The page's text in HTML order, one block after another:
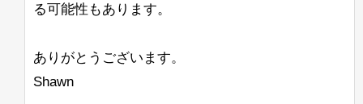
る可能性もあります。
ありがとうございます。
Shawn